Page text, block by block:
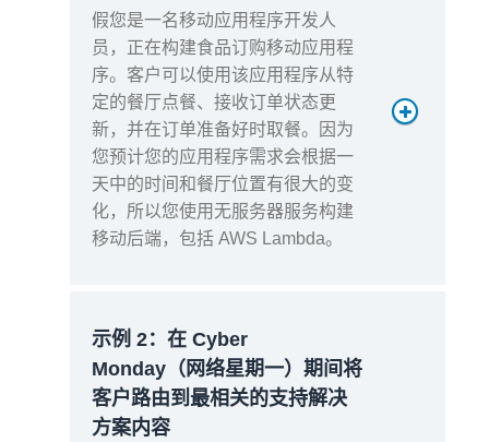
500 万 * 0.2 美
元/100 万 = 1 美元
月度短暂存储费用：
假您是一名移动应用程序开发人
员，正在构建食品订购移动应用程
序。客户可以使用该应用程序从特
定的餐厅点餐、接收订单状态更
新，并在订单准备好时取餐。因为
您预计您的应用程序需求会根据一
天中的时间和餐厅位置有很大的变
化，所以您使用无服务器服务构建
移动后端，包括 AWS Lambda。
示例 2：在 Cyber
Monday（网络星期一）期间将
客户路由到最相关的支持解决
方案内容